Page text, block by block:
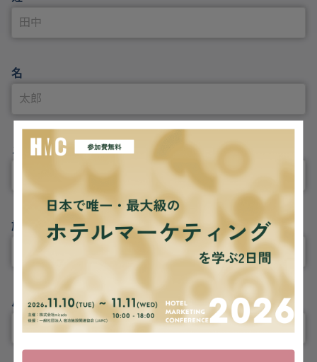
名
メールアドレス
施設名
パスワード